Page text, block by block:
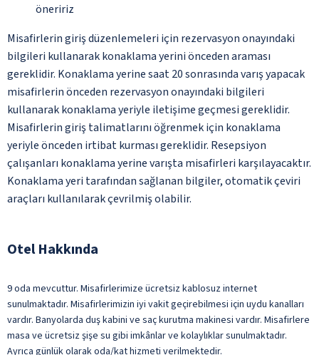
öneririz
Misafirlerin giriş düzenlemeleri için rezervasyon onayındaki
bilgileri kullanarak konaklama yerini önceden araması
gereklidir. Konaklama yerine saat 20 sonrasında varış yapacak
misafirlerin önceden rezervasyon onayındaki bilgileri
kullanarak konaklama yeriyle iletişime geçmesi gereklidir.
Misafirlerin giriş talimatlarını öğrenmek için konaklama
yeriyle önceden irtibat kurması gereklidir. Resepsiyon
çalışanları konaklama yerine varışta misafirleri karşılayacaktır.
Konaklama yeri tarafından sağlanan bilgiler, otomatik çeviri
araçları kullanılarak çevrilmiş olabilir.
Otel Hakkında
9 oda mevcuttur. Misafirlerimize ücretsiz kablosuz internet
sunulmaktadır. Misafirlerimizin iyi vakit geçirebilmesi için uydu kanalları
vardır. Banyolarda duş kabini ve saç kurutma makinesi vardır. Misafirlere
masa ve ücretsiz şişe su gibi imkânlar ve kolaylıklar sunulmaktadır.
Ayrıca günlük olarak oda/kat hizmeti verilmektedir.